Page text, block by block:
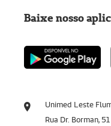
Unimed Leste
Rua Dr. Borman,
Baixe nosso